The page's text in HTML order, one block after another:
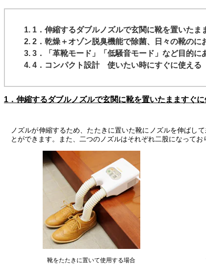
1．伸縮するダブルノズルで玄関に靴を置いたま
2．乾燥＋オゾン脱臭機能で除菌、日々の靴のに
3．「革靴モード」「低騒音モード」など目的に
4．コンパクト設計 使いたい時にすぐに使える
1．伸縮するダブルノズルで玄関に靴を置いたまますぐに
ノズルが伸縮するため、たたきに置いた靴にノズルを伸ばし
とができます。また、二つのノズルはそれぞれ二股になって
靴をたたきに置いて使用する場合